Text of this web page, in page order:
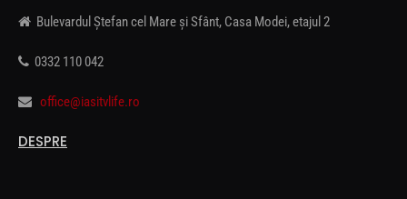
Bulevardul Ștefan cel Mare și Sfânt, Casa Modei, etajul 2
0332 110 042
office@iasitvlife.ro
DESPRE